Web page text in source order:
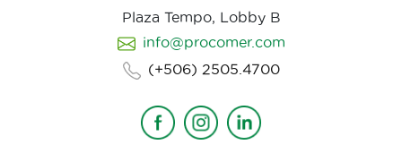
Plaza Tempo, Lobby B
info@procomer.com
(+506) 2505.4700